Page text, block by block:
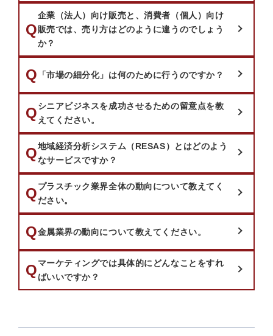
質問：
Q
企業（法人）向け販売と、消費者（個人）向け
販売では、売り方はどのように違うのでしょう
か？
質問：
Q 「市場の細分化」は何のために行うのですか？
質問：
Qシニアビジネスを成功させるための留意点を教
えてください。
質問：
Q地域経済分析システム（RESAS）とはどのよう
なサービスですか？
質問：
Qプラスチック業界全体の動向について教えてく
ださい。
質問：
Q金属業界の動向について教えてください。
質問：
Qマーケティングでは具体的にどんなことをすれ
ばいいですか？